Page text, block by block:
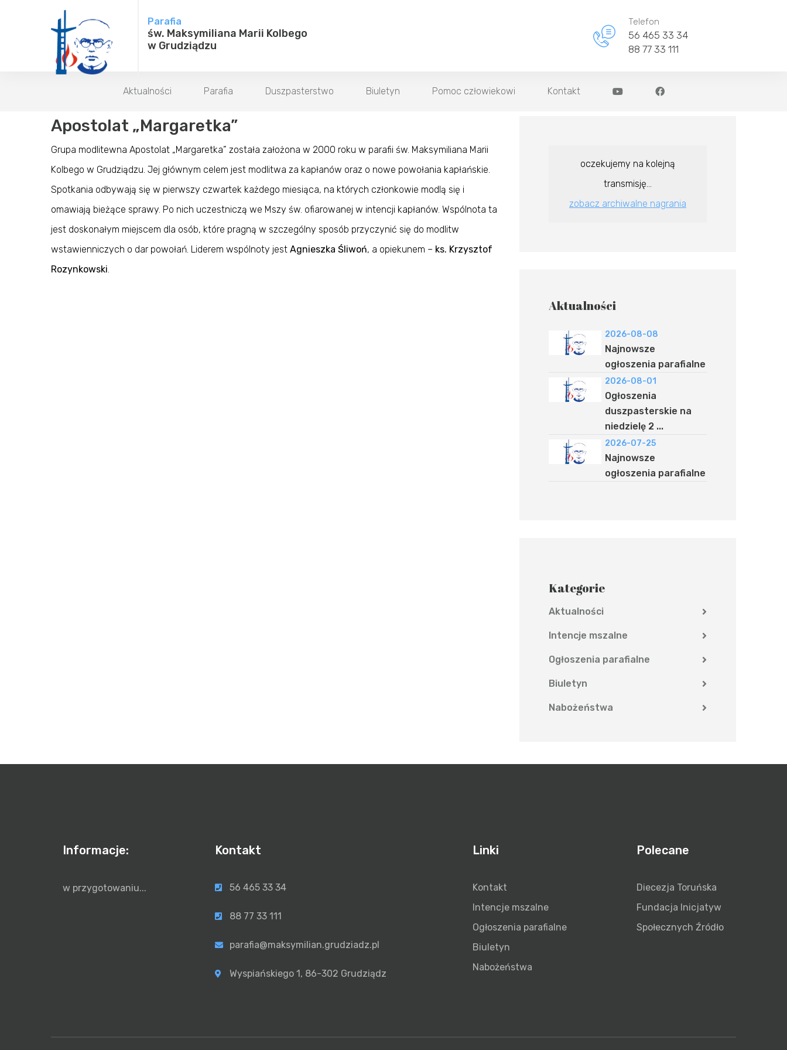
Parafia
św. Maksymiliana Marii Kolbego
w Grudziądzu
Telefon
56 465 33 34
88 77 33 111
Aktualności Parafia Duszpasterstwo Biuletyn Pomoc człowiekowi Kontakt
Apostolat „Margaretka”
Grupa modlitewna Apostolat „Margaretka” została założona w 2000 roku w parafii św. Maksymiliana Marii
Kolbego w Grudziądzu. Jej głów­nym celem jest modlitwa za kapłanów oraz o nowe powołania kapłańskie.
Spotkania odbywają się w pierwszy czwartek każdego miesiąca, na któ­rych członkowie modlą się i
omawiają bieżące sprawy. Po nich uczestniczą we Mszy św. ofiarowanej w intencji kapłanów. Wspólnota ta
jest dosko­nałym miejscem dla osób, które pragną w szczególny sposób przyczynić się do modlitw
wstawienniczych o dar powołań. Liderem wspólnoty jest Agnieszka Śliwoń, a opiekunem – ks. Krzysztof
Rozynkowski.
oczekujemy na kolejną
transmisję...
zobacz archiwalne nagrania
Aktualności
2026-08-08
Najnowsze
ogłoszenia parafialne
2026-08-01
Ogłoszenia
duszpasterskie na
niedzielę 2 ...
2026-07-25
Najnowsze
ogłoszenia parafialne
Kategorie
Aktualności
Intencje mszalne
Ogłoszenia parafialne
Biuletyn
Nabożeństwa
Informacje:
w przygotowaniu...
Kontakt
56 465 33 34
88 77 33 111
parafia@maksymilian.grudziadz.pl
Wyspiańskiego 1, 86-302 Grudziądz
Linki
Kontakt
Intencje mszalne
Ogłoszenia parafialne
Biuletyn
Nabożeństwa
Polecane
Diecezja Toruńska
Fundacja Inicjatyw
Społecznych Źródło